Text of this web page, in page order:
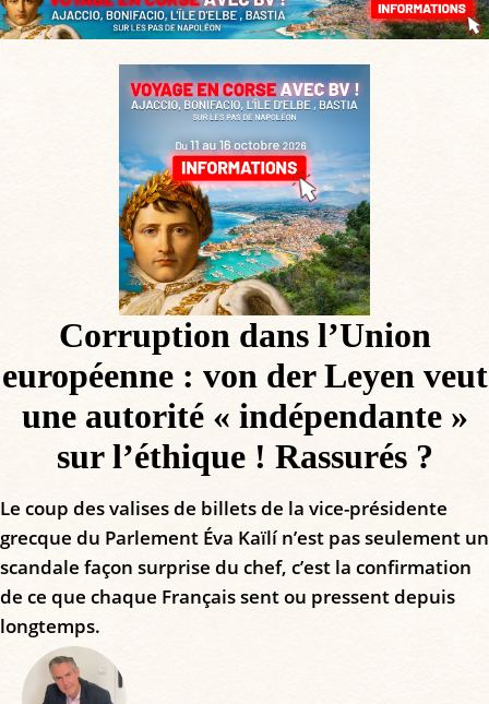
Corruption dans l’Union
européenne : von der Leyen veut
une autorité « indépendante »
sur l’éthique ! Rassurés ?
Le coup des valises de billets de la vice-présidente
grecque du Parlement Éva Kaïlí n’est pas seulement un
scandale façon surprise du chef, c’est la confirmation
de ce que chaque Français sent ou pressent depuis
longtemps.